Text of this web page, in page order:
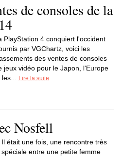
de consoles de la
PlayStation 4 conquiert l'occident
par VGChartz, voici les
des ventes de consoles
jeux vidéo pour le Japon, l'Europe
Lire la suite
Nosfell
Il était une fois, une rencontre très
spéciale entre une petite femme